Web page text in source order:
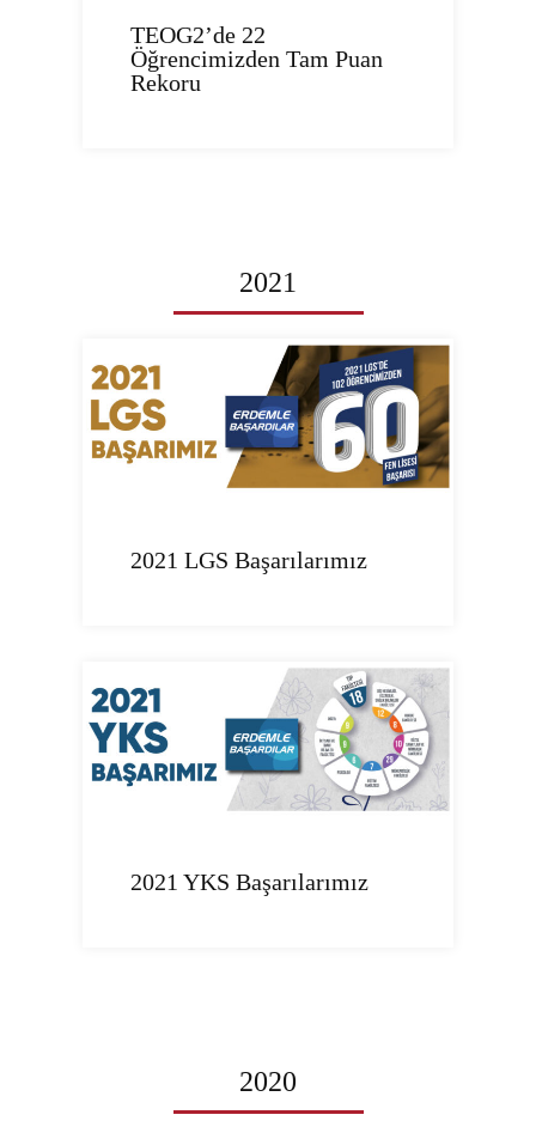
TEOG2’de 22
Öğrencimizden Tam Puan
Rekoru
2021
2021 LGS Başarılarımız
2021 YKS Başarılarımız
2020